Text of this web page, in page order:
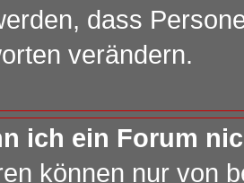
dass
verändern.
ich ein Forum
können nur von